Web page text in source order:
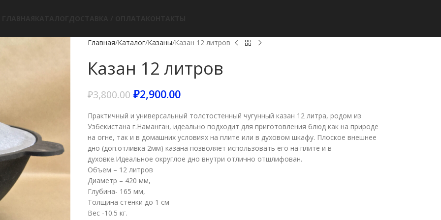
Главная Каталог Казаны Казан 12 литров
Казан 12 литров
₽3,800.00 ₽2,900.00
Практичный и универсальный толстостенный чугунный казан 12 литра, родом из
Узбекистана г.Наманган, идеально подходит для приготовления блюд как на природе
на огне, так и в домашних условиях на плите или в духовом шкафу. Плоское внешнее
дно (доп.отливка 2мм) казана позволяет использовать его на плите и в
духовке.Идеальное округлое дно внутри отлично отшлифован.
Объем – 12 литров
Диаметр – 420 мм,
Глубина- 165 мм,
Толщина стенки до 1 см
Вес -10.5 кг.